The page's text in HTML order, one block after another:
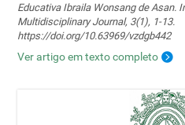
Educativa Ibraila Wonsang de Asan.
Multidisciplinary Journal, 3(1), 1-13.
https://doi.org/10.63969/vzdgb442
Ver artigo em texto completo